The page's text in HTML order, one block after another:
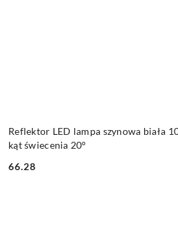
Reflektor LED lampa szynowa biała
kąt świecenia 20°
Cena:
66.28